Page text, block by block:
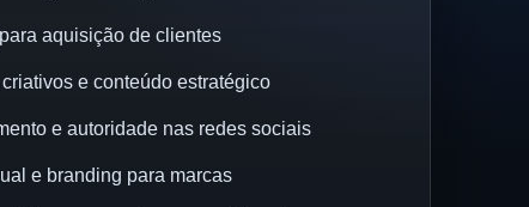
aquisição de clientes
e conteúdo estratégico
e autoridade nas redes sociais
e branding para marcas